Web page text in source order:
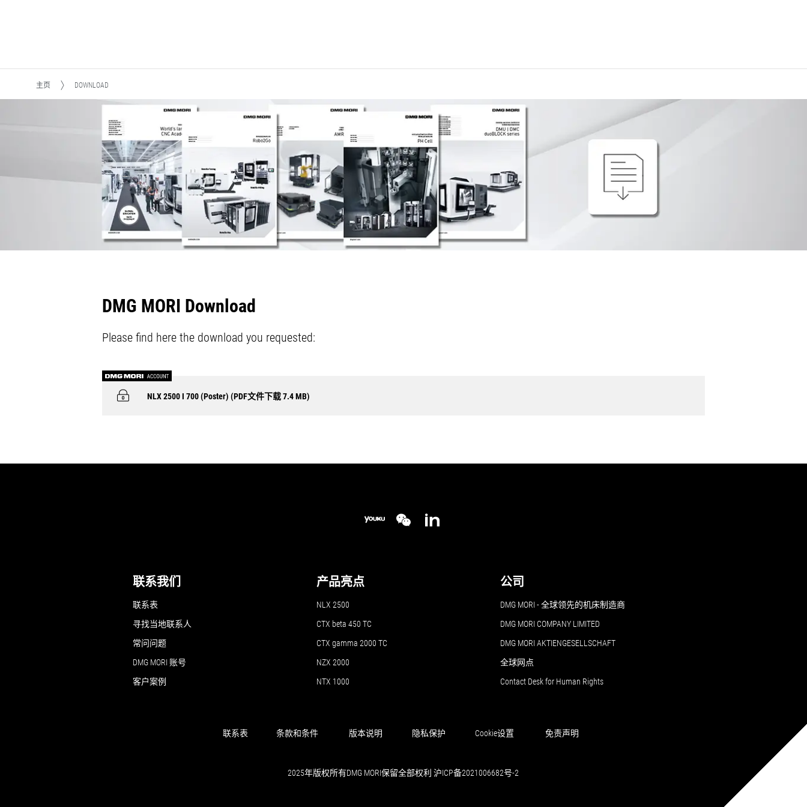
主页 DOWNLOAD
DMG MORI Download
Please find here the download you requested:
NLX 2500 I 700 (Poster) (PDF文件下载 7.4 MB)
联系我们
联系表
寻找当地联系人
常问问题
DMG MORI 账号
客户案例
产品亮点
NLX 2500
CTX beta 450 TC
CTX gamma 2000 TC
NZX 2000
NTX 1000
公司
DMG MORI - 全球领先的机床制造商
DMG MORI COMPANY LIMITED
DMG MORI AKTIENGESELLSCHAFT
全球网点
Contact Desk for Human Rights
联系表 条款和条件 版本说明 隐私保护 Cookie设置 免责声明
2025年版权所有DMG MORI保留全部权利 沪ICP备2021006682号-2